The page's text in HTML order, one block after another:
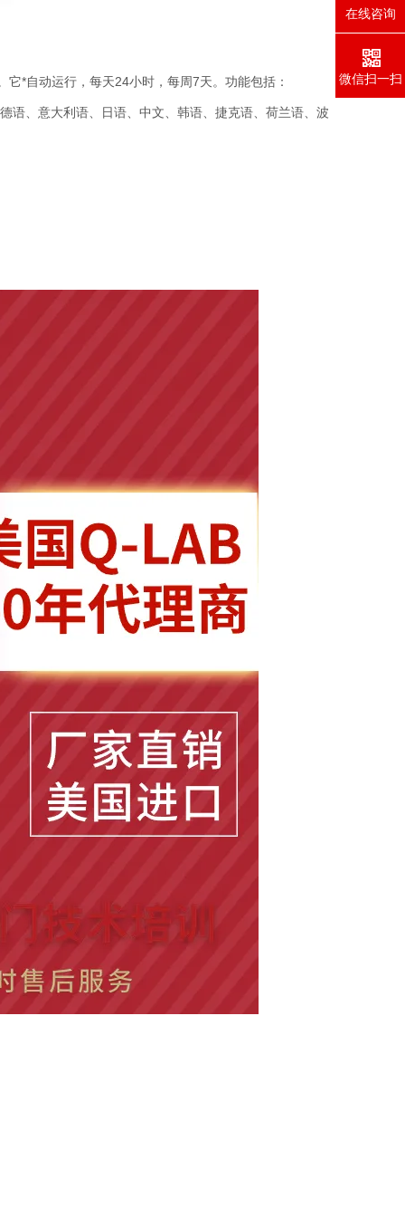
*自动运行，每天24小时，每周7天。功能包括：
语、意大利语、日语、中文、韩语、捷克语、荷兰语、波
在线咨询
微信扫一扫